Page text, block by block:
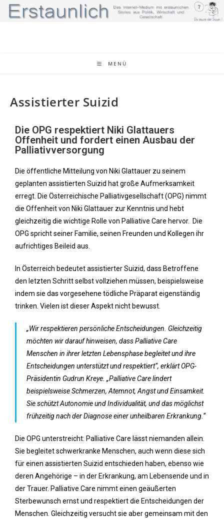
MENÜ
Assistierter Suizid
Die OPG respektiert Niki Glattauers
Offenheit und fordert einen Ausbau der
Palliativversorgung
Die öffentliche Mitteilung von Niki Glattauer zu seinem
geplanten assistierten Suizid hat große Aufmerksamkeit
erregt. Die Österreichische Palliativgesellschaft (OPG) nimmt
die Offenheit von Niki Glattauer zur Kenntnis und hebt
gleichzeitig die wichtige Rolle von Palliative Care hervor. Die
OPG spricht seiner Familie, seinen Freunden und Kollegen ihr
aufrichtiges Beileid aus.
In Österreich bedeutet assistierter Suizid, dass Betroffene
den letzten Schritt selbst vollziehen müssen, beispielsweise
indem sie das vorgesehene tödliche Präparat eigenständig
trinken. Vielen ist dieser Aspekt nicht bewusst.
„Wir respektieren persönliche Entscheidungen. Gleichzeitig
möchten wir darauf hinweisen, dass Palliative Care
Menschen in ihrer letzten Lebensphase begleitet und ihre
Entscheidungen unterstützt und respektiert“, erklärt OPG-
Präsidentin Gudrun Kreye. „Palliative Care lindert
beispielsweise Schmerzen, Atemnot, Angst und Einsamkeit.
Sie schützt Autonomie und Individualität, und das möglichst
frühzeitig nach der Diagnose einer unheilbaren Erkrankung.“
Die OPG unterstreicht: Palliative Care lässt niemanden allein.
Sie begleitet schwerkranke Menschen, auch wenn diese sich
für einen assistierten Suizid entschieden haben, ebenso wie
deren Angehörige – in der Erkrankung, am Lebensende und in
der Trauer. Palliative Care nimmt einen geäußerten
Sterbewunsch ernst und respektiert die Entscheidungen der
Menschen. Gleichzeitig versucht sie aber gemeinsam mit den